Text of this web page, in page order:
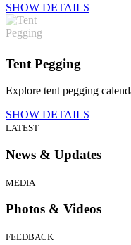
SHOW DETAILS
Tent Pegging
Explore tent pegging
SHOW DETAILS
LATEST
News & Updates
MEDIA
Photos & Videos
FEEDBACK